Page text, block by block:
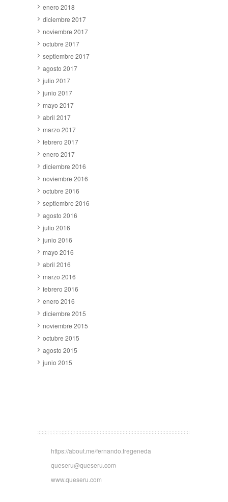
enero 2018
diciembre 2017
noviembre 2017
octubre 2017
septiembre 2017
agosto 2017
julio 2017
junio 2017
mayo 2017
abril 2017
marzo 2017
febrero 2017
enero 2017
diciembre 2016
noviembre 2016
octubre 2016
septiembre 2016
agosto 2016
julio 2016
junio 2016
mayo 2016
abril 2016
marzo 2016
febrero 2016
enero 2016
diciembre 2015
noviembre 2015
octubre 2015
agosto 2015
junio 2015
CONTACTO
https://about.me/fernando.fregeneda
queseru@queseru.com
www.queseru.com